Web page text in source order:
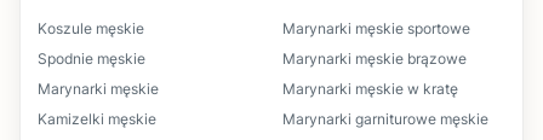
Koszule męskie
Spodnie męskie
Marynarki męskie
Kamizelki męskie
Marynarki męskie sportowe
Marynarki męskie brązowe
Marynarki męskie w kratę
Marynarki garniturowe męskie